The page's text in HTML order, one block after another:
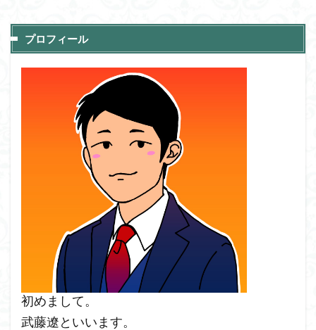
プロフィール
初めまして。
武藤遼といいます。